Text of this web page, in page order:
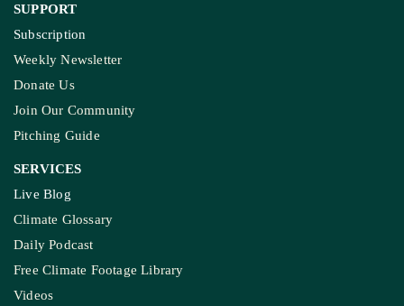
SUPPORT
Subscription
Weekly Newsletter
Donate Us
Join Our Community
Pitching Guide
SERVICES
Live Blog
Climate Glossary
Daily Podcast
Free Climate Footage Library
Videos